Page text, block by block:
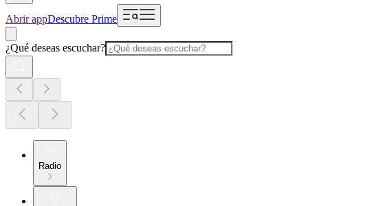
Abrir appDescubre Prime
¿Qué deseas escuchar?
Radio